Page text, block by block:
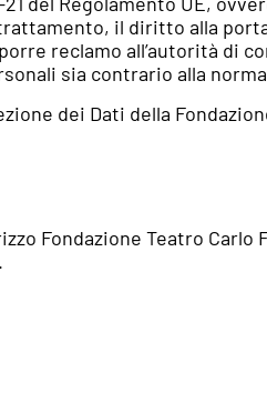
il diritto alla
reclamo all’autorità di
sia contrario alla
dei Dati della
Fondazione Teatro Carlo